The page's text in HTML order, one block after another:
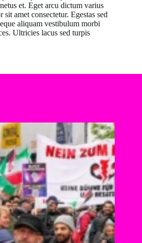
et. Eget arcu dictum varius
amet consectetur. Egestas sed
aliquam vestibulum morbi
Ultricies lacus sed turpis